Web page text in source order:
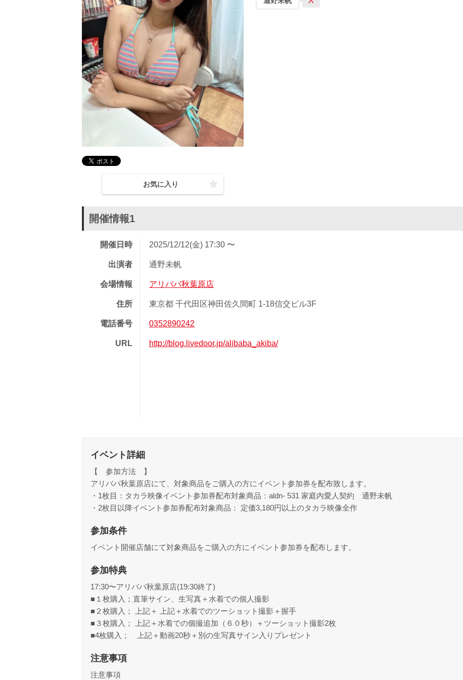
お気に入り
開催情報1
開催日時 2025/12/12(金) 17:30 〜
出演者 通野未帆
会場情報 アリババ秋葉原店
住所 東京都 千代田区神田佐久間町 1-18信交ビル3F
電話番号 0352890242
URL http://blog.livedoor.jp/alibaba_akiba/
イベント詳細
【 参加方法 】
アリババ秋葉原店にて、対象商品をご購入の方にイベント参加券を配布致します。
・1枚目：タカラ映像イベント参加券配布対象商品：aldn- 531 家庭内愛人契約 通野未帆
・2枚目以降イベント参加券配布対象商品： 定価3,180円以上のタカラ映像全作
参加条件
イベント開催店舗にて対象商品をご購入の方にイベント参加券を配布します。
参加特典
17:30〜アリババ秋葉原店(19:30終了)
■１枚購入；直筆サイン、生写真＋水着での個人撮影
■２枚購入； 上記＋ 上記＋水着でのツーショット撮影＋握手
■３枚購入； 上記＋水着での個撮追加（６０秒）＋ツーショット撮影2枚
■4枚購入； 上記＋動画20秒＋別の生写真サイン入りプレゼント
注意事項
注意事項